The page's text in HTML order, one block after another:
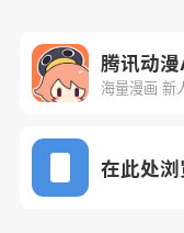
腾讯动
海量漫画 新
在此处浏
腾讯漫
网站备案